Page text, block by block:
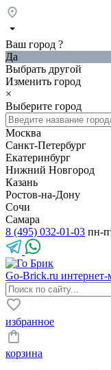
Ваш город ?
Да
Выбрать другой
Изменить город
×
Выберите город
Москва
Санкт-Петербург
Екатеринбург
Нижний Новгород
Казань
Ростов-на-Дону
Сочи
Самара
8 (495) 032-01-03 пн-
Go-Brick.ru интернет-
избранное
корзина